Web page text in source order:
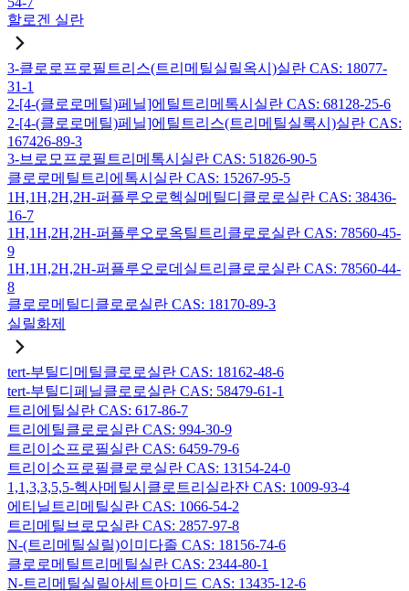
할로겐 실란
3-클로로프로필트리스(트리메틸실릴옥시)실란 CAS: 18077-
31-1
2-[4-(클로로메틸)페닐]에틸트리메톡시실란 CAS: 68128-25-6
2-[4-(클로로메틸)페닐]에틸트리스(트리메틸실록시)실란 CAS:
167426-89-3
3-브로모프로필트리메톡시실란 CAS: 51826-90-5
클로로메틸트리에톡시실란 CAS: 15267-95-5
1H,1H,2H,2H-퍼플루오로헥실메틸디클로로실란 CAS: 38436-
16-7
1H,1H,2H,2H-퍼플루오로옥틸트리클로로실란 CAS: 78560-45-
9
1H,1H,2H,2H-퍼플루오로데실트리클로로실란 CAS: 78560-44-
8
클로로메틸디클로로실란 CAS: 18170-89-3
실릴화제
tert-부틸디메틸클로로실란 CAS: 18162-48-6
tert-부틸디페닐클로로실란 CAS: 58479-61-1
트리에틸실란 CAS: 617-86-7
트리에틸클로로실란 CAS: 994-30-9
트리이소프로필실란 CAS: 6459-79-6
트리이소프로필클로로실란 CAS: 13154-24-0
1,1,3,3,5,5-헥사메틸시클로트리실라잔 CAS: 1009-93-4
에티닐트리메틸실란 CAS: 1066-54-2
트리메틸브로모실란 CAS: 2857-97-8
N-(트리메틸실릴)이미다졸 CAS: 18156-74-6
클로로메틸트리메틸실란 CAS: 2344-80-1
N-트리메틸실릴아세트아미드 CAS: 13435-12-6